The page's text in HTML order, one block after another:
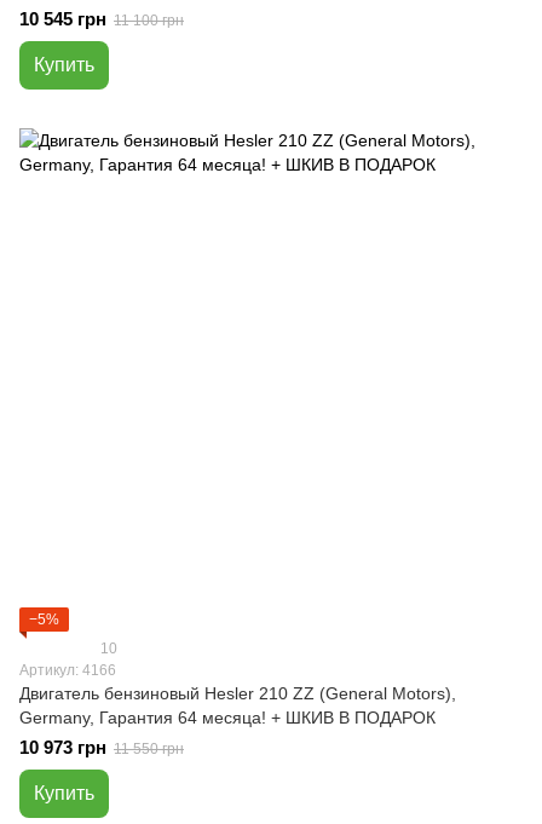
10 545 грн 11 100 грн
Купить
−5%
10
Артикул: 4166
Двигатель бензиновый Hesler 210 ZZ (General Motors),
Germany, Гарантия 64 месяца! + ШКИВ В ПОДАРОК
10 973 грн 11 550 грн
Купить